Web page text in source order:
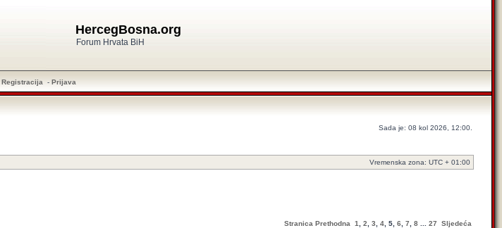
HercegBosna.org
Forum Hrvata BiH
Registracija - Prijava
Sada je: 08 kol 2026, 12:00.
Vremenska zona: UTC + 01:00
Stranica Prethodna 1 2 3 4 5 6 7 8 27 Sljedeća